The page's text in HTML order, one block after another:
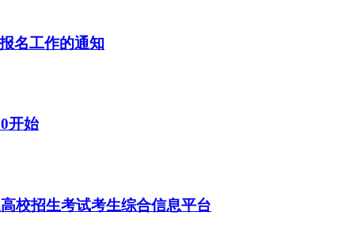
名工作的通知
开始
校招生考试考生综合信息平台